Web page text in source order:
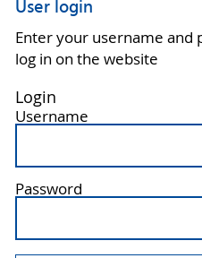
User login
Enter your username and
log in on the website
Login
Username
Password